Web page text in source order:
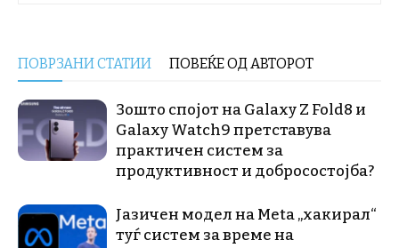
ПОВРЗАНИ СТАТИИ ПОВЕЌЕ ОД АВТОРОТ
Зошто спојот на Galaxy Z Fold8 и
Galaxy Watch9 претставува
практичен систем за
продуктивност и добросостојба?
Јазичен модел на Meta „хакирал“
туѓ систем за време на